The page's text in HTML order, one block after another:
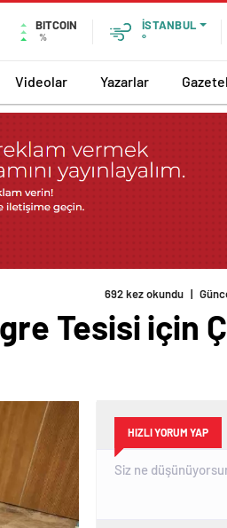
BITCOIN
%
İSTANBUL
°
Videolar Yazarlar
692 kez okundu |
Tesisi için
HIZLI YORUM YAP